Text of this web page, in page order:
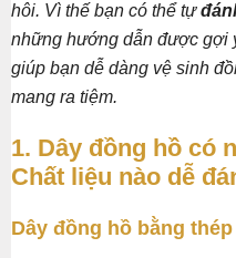
hôi. Vì thế bạn có thể tự
những hướng dẫn được gợi
giúp bạn dễ dàng vệ sinh
mang ra tiệm.
1. Dây đồng hồ có
Chất liệu nào dễ
Dây đồng hồ bằng thép